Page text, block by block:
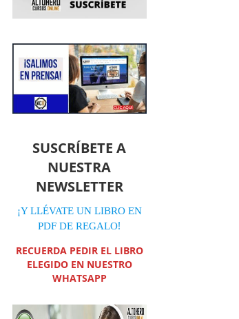
SUSCRÍBETE A
NUESTRA
NEWSLETTER
¡Y LLÉVATE UN LIBRO EN
PDF DE REGALO!
RECUERDA PEDIR EL LIBRO
ELEGIDO EN NUESTRO
WHATSAPP